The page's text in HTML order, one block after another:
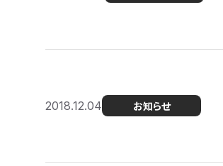
2018.12.04 お知らせ